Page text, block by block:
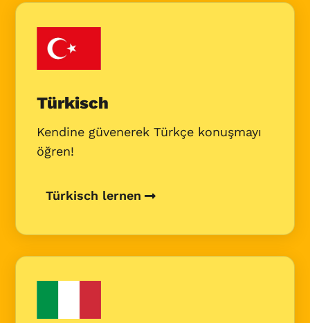
Türkisch
Kendine güvenerek Türkçe konuşmayı
öğren!
Türkisch lernen